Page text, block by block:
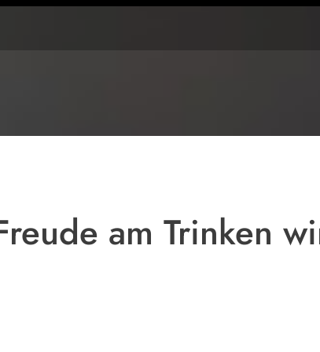
am Trinken